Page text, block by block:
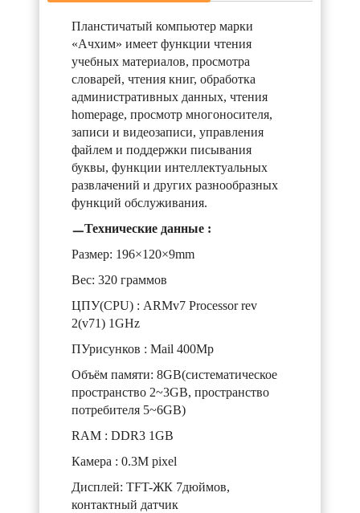
Планстичатый компьютер марки
«Ачхим» имеет функции чтения
учебных материалов, просмотра
словарей, чтения книг, обработка
административных данных, чтения
homepage, просмотр многоносителя,
записи и видеозаписи, управления
файлем и поддержки писывания
буквы, функции интеллектуальных
развлачений и других разнообразных
функций обслуживания.
ㅡТехнические данные :
Размер: 196×120×9mm
Вес: 320 граммов
ЦПУ(CPU) : ARMv7 Processor rev
2(v71) 1GHz
ПУрисунков : Mail 400Mp
Объём памяти: 8GB(систематическое
пространство 2~3GB, пространство
потребителя 5~6GB)
RAM : DDR3 1GB
Камера : 0.3M pixel
Дисплей: TFT-ЖК 7дюймов,
контактный датчик